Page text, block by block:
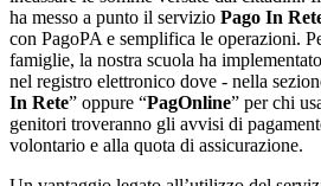
ha messo a punto il servizio Pago In
con PagoPA e semplifica le operazioni.
famiglie, la nostra scuola ha
nel registro elettronico dove - nella
In Rete” oppure “PagOnline” per chi
genitori troveranno gli avvisi di
volontario e alla quota di assicurazione.